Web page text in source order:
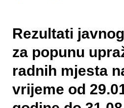
Rezultati
za popunu
radnih mjesta
vrijeme od